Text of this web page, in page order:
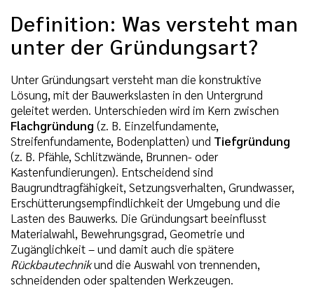
Definition: Was versteht man
unter der Gründungsart?
Unter Gründungsart versteht man die konstruktive
Lösung, mit der Bauwerkslasten in den Untergrund
geleitet werden. Unterschieden wird im Kern zwischen
Flachgründung (z. B. Einzelfundamente,
Streifenfundamente, Bodenplatten) und Tiefgründung
(z. B. Pfähle, Schlitzwände, Brunnen- oder
Kastenfundierungen). Entscheidend sind
Baugrundtragfähigkeit, Setzungsverhalten, Grundwasser,
Erschütterungsempfindlichkeit der Umgebung und die
Lasten des Bauwerks. Die Gründungsart beeinflusst
Materialwahl, Bewehrungsgrad, Geometrie und
Zugänglichkeit – und damit auch die spätere
Rückbautechnikund die Auswahl von trennenden,
schneidenden oder spaltenden Werkzeugen.